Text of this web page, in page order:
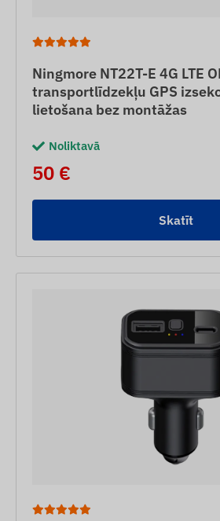
Ningmore NT22T-E 4G LTE
transportlīdzekļu GPS
lietošana bez montāžas
Noliktavā
50 €
Skatīt